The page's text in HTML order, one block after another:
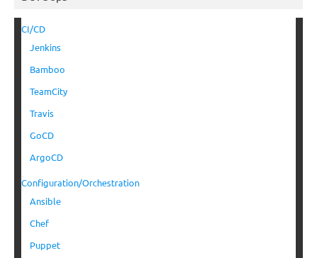
CI/CD
Jenkins
Bamboo
TeamCity
Travis
GoCD
ArgoCD
Configuration/Orchestration
Ansible
Chef
Puppet